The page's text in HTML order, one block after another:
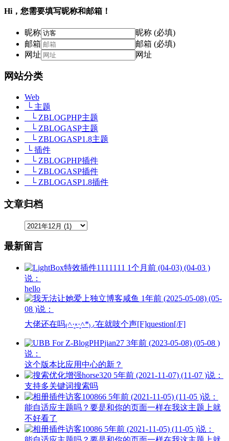
Hi，您需要填写昵称和邮箱！
昵称
昵称 (必填)
邮箱
邮箱 (必填)
网址
网址
网站分类
Web
└ 主题
└ ZBLOGPHP主题
└ ZBLOGASP主题
└ ZBLOGASP1.8主题
└ 插件
└ ZBLOGPHP插件
└ ZBLOGASP插件
└ ZBLOGASP1.8插件
文章归档
最新留言
1111111 1个月前 (04-03) (04-03 )
说：
hello
咸鱼 1年前 (2025-05-08) (05-
08 )说：
大佬还在吗₍˄·͈༝·͈˄*₎◞ ̑̑在就吱个声[F]question[/F]
jian27 3年前 (2023-05-08) (05-08 )
说：
这个版本比应用中心的新？
horse320 5年前 (2021-11-07) (11-07 )说：
支持多关键词搜索吗
访客100866 5年前 (2021-11-05) (11-05 )说：
能自适应主题吗？要是和你的页面一样在我这主题上就
不好看了
访客10086 5年前 (2021-11-05) (11-05 )说：